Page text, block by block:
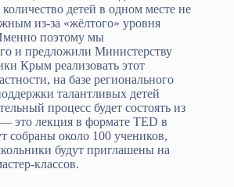
детей в одном месте не
из-за «жёлтого» уровня
поэтому мы
и предложили Министерству
Крым реализовать этот
на базе регионального
талантливых детей
процесс будет состоять из
это лекция в формате TED в
собраны около 100 учеников,
будут приглашены на
классов.